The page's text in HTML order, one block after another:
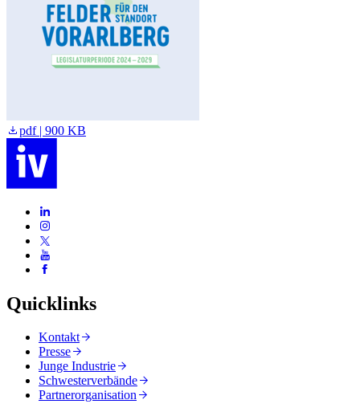
pdf | 900 KB
Quicklinks
Kontakt
Presse
Junge Industrie
Schwesterverbände
Partnerorganisation